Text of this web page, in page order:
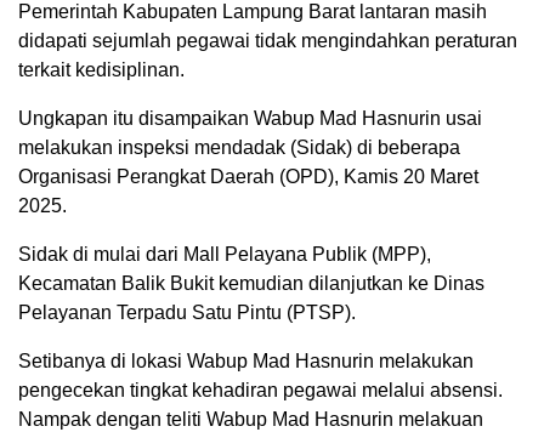
Pemerintah Kabupaten Lampung Barat lantaran masih
didapati sejumlah pegawai tidak mengindahkan peraturan
terkait kedisiplinan.
Ungkapan itu disampaikan Wabup Mad Hasnurin usai
melakukan inspeksi mendadak (Sidak) di beberapa
Organisasi Perangkat Daerah (OPD), Kamis 20 Maret
2025.
Sidak di mulai dari Mall Pelayana Publik (MPP),
Kecamatan Balik Bukit kemudian dilanjutkan ke Dinas
Pelayanan Terpadu Satu Pintu (PTSP).
Setibanya di lokasi Wabup Mad Hasnurin melakukan
pengecekan tingkat kehadiran pegawai melalui absensi.
Nampak dengan teliti Wabup Mad Hasnurin melakuan